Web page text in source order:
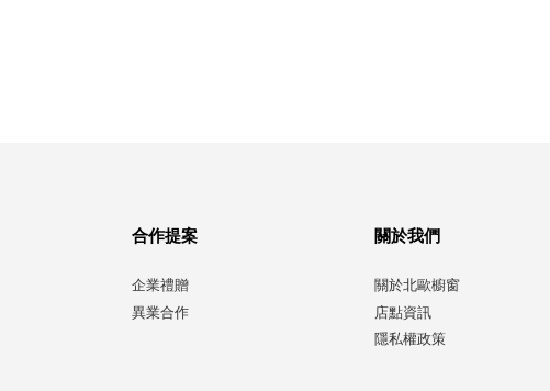
合作提案
企業禮贈
異業合作
關於我們
關於北歐櫥窗
店點資訊
隱私權政策